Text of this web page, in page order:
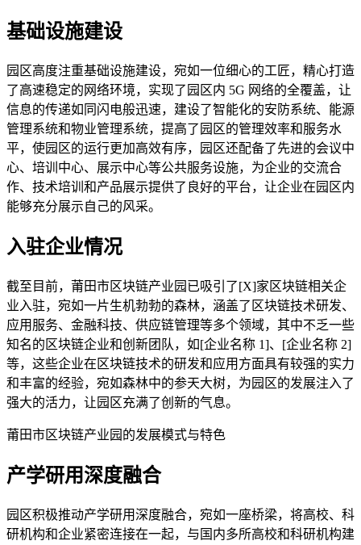
基础设施建设
园区高度注重基础设施建设，宛如一位细心的工匠，精心打造
了高速稳定的网络环境，实现了园区内 5G 网络的全覆盖，让
信息的传递如同闪电般迅速，建设了智能化的安防系统、能源
管理系统和物业管理系统，提高了园区的管理效率和服务水
平，使园区的运行更加高效有序，园区还配备了先进的会议中
心、培训中心、展示中心等公共服务设施，为企业的交流合
作、技术培训和产品展示提供了良好的平台，让企业在园区内
能够充分展示自己的风采。
入驻企业情况
截至目前，莆田市区块链产业园已吸引了[X]家区块链相关企
业入驻，宛如一片生机勃勃的森林，涵盖了区块链技术研发、
应用服务、金融科技、供应链管理等多个领域，其中不乏一些
知名的区块链企业和创新团队，如[企业名称 1]、[企业名称 2]
等，这些企业在区块链技术的研发和应用方面具有较强的实力
和丰富的经验，宛如森林中的参天大树，为园区的发展注入了
强大的活力，让园区充满了创新的气息。
莆田市区块链产业园的发展模式与特色
产学研用深度融合
园区积极推动产学研用深度融合，宛如一座桥梁，将高校、科
研机构和企业紧密连接在一起，与国内多所高校和科研机构建